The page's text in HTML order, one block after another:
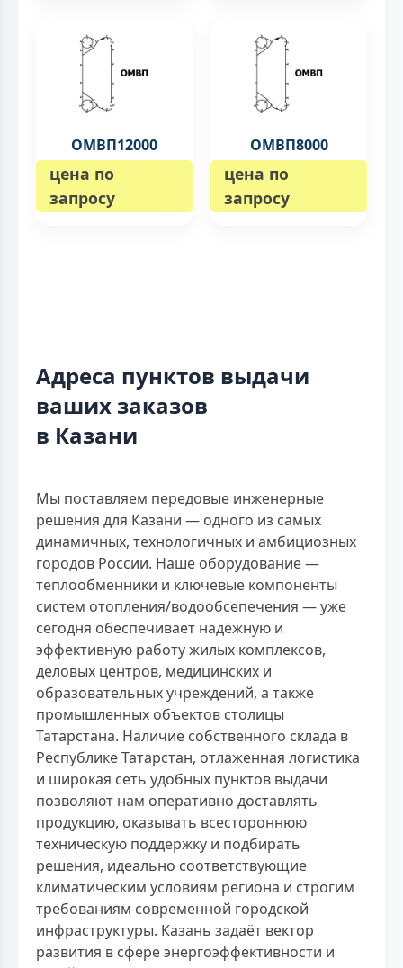
ОМВП12000
цена по
запросу
ОМВП8000
цена по
запросу
Адреса пунктов выдачи
ваших заказов
в Казани
Мы поставляем передовые инженерные
решения для Казани — одного из самых
динамичных, технологичных и амбициозных
городов России. Наше оборудование —
теплообменники и ключевые компоненты
систем отопления/водообсепечения — уже
сегодня обеспечивает надёжную и
эффективную работу жилых комплексов,
деловых центров, медицинских и
образовательных учреждений, а также
промышленных объектов столицы
Татарстана. Наличие собственного склада в
Республике Татарстан, отлаженная логистика
и широкая сеть удобных пунктов выдачи
позволяют нам оперативно доставлять
продукцию, оказывать всестороннюю
техническую поддержку и подбирать
решения, идеально соответствующие
климатическим условиям региона и строгим
требованиям современной городской
инфраструктуры. Казань задаёт вектор
развития в сфере энергоэффективности и